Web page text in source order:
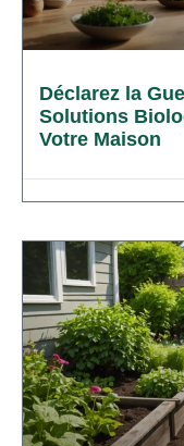
Déclarez la
Solutions
Votre Maison